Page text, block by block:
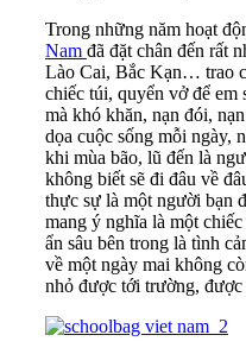
Trong những năm hoạt
Nam đã đặt chân đến rất
Lào Cai, Bắc Kạn… trao
chiếc túi, quyển vở để
mà khó khăn, nạn đói,
dọa cuộc sống mỗi ngày,
khi mùa bão, lũ đến là
không biết sẽ đi đâu về
thực sự là một người bạn
mang ý nghĩa là một
ẩn sâu bên trong là tình
về một ngày mai không
nhỏ được tới trường,